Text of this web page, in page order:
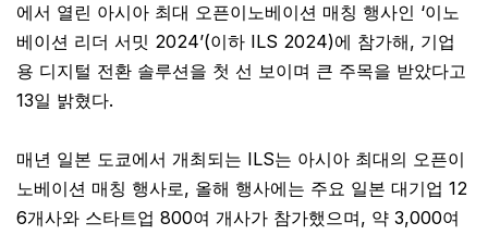
에서 열린 아시아 최대 오픈이노베이션 매칭 행사인 ‘이노
베이션 리더 서밋 2024’(이하 ILS 2024)에 참가해, 기업
용 디지털 전환 솔루션을 첫 선 보이며 큰 주목을 받았다고
13일 밝혔다.
매년 일본 도쿄에서 개최되는 ILS는 아시아 최대의 오픈이
노베이션 매칭 행사로, 올해 행사에는 주요 일본 대기업 12
6개사와 스타트업 800여 개사가 참가했으며, 약 3,000여